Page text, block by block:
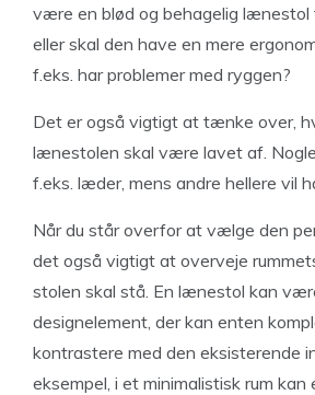
være en blød og behagelig lænestol
eller skal den have en mere
f.eks. har problemer med ryggen?
Det er også vigtigt at tænke over,
lænestolen skal være lavet af.
f.eks. læder, mens andre hellere vil
Når du står overfor at vælge den
det også vigtigt at overveje
stolen skal stå. En lænestol kan
designelement, der kan enten
kontrastere med den eksisterende
eksempel, i et minimalistisk rum